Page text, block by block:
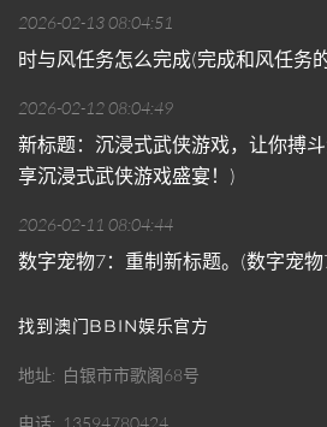
2026-02-13 08:04:51
时与风任务怎么完成(完成和风任务
2026-02-12 08:04:49
新标题：沉浸式武侠游戏，让你搏
享沉浸式武侠游戏盛宴！)
2026-02-11 08:04:44
数字宠物7：重制新标题。(数字宠
找到澳门BBIN娱乐官方
地址 白银市市歌阁68号